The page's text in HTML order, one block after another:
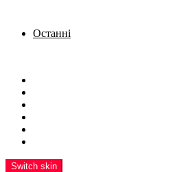
Останні
Switch skin